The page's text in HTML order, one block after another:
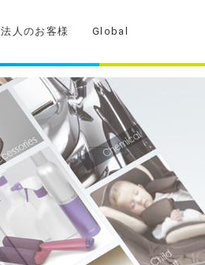
法人のお客様 Global